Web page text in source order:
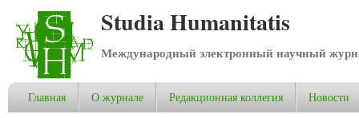
Studia Humanitatis
Международный электронный научный
Главная О журнале Редакционная коллегия Новости